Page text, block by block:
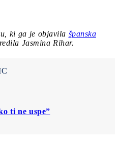
ki ga je objavila španska
Jasmina Rihar.
ti ne uspe”